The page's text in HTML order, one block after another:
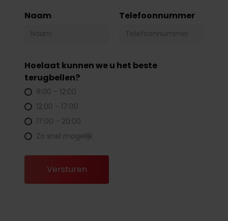
Naam
Telefoonnummer
Hoelaat kunnen we u het beste
terugbellen?
8:00 - 12:00
12:00 - 17:00
17:00 - 20:00
Zo snel mogelijk